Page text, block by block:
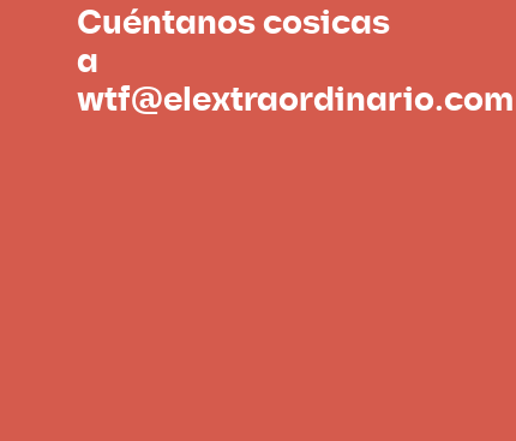
Cuéntanos cosicas
a
wtf@elextraordinario.com